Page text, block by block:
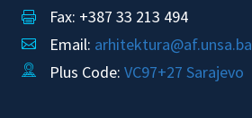

 Fax: +387 33 213 494

 Email: arhitektura@af.unsa.ba

 Plus Code: VC97+27 Sarajevo